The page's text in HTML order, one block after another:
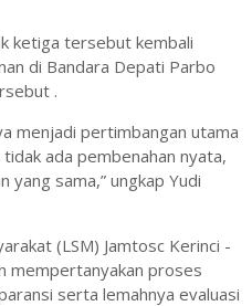
ketiga tersebut kembali
di Bandara Depati Parbo
.
menjadi pertimbangan utama
ada pembenahan nyata,
yang sama,” ungkap Yudi
(LSM) Jamtosc Kerinci -
mempertanyakan proses
serta lemahnya evaluasi